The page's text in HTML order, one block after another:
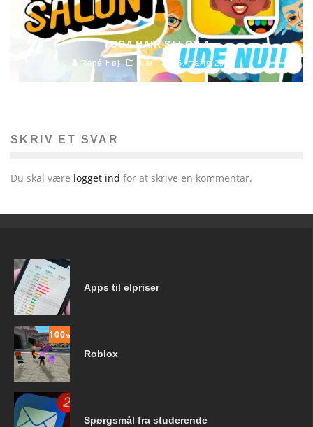
TOCA HAIR SALON 4
René Høj 3 år 16. marts 2020
SKRIV ET SVAR
Du skal være logget ind for at skrive en kommentar.
Apps til elpriser
100%
Roblox
Spørgsmål fra studerende